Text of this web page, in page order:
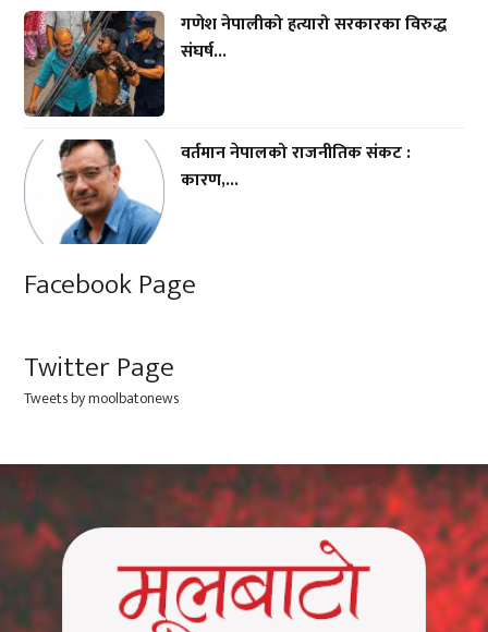
गणेश नेपालीको हत्यारो सरकारका विरुद्ध
संघर्ष...
वर्तमान नेपालको राजनीतिक संकट :
कारण,...
Facebook Page
Twitter Page
Tweets by moolbatonews